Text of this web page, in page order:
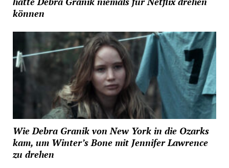
können
Wie Debra Granik von New York in die Ozarks
kam, um Winter’s Bone mit Jennifer Lawrence
zu drehen